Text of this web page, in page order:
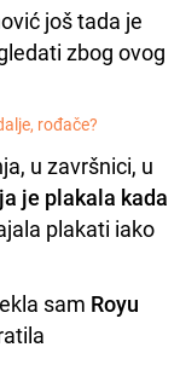
još tada je
zbog ovog
rođače?
u završnici, u
je plakala kada
plakati iako
sam Royu